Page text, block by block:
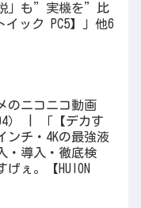
」も”実機を”比
イック PC5】」他6
のニコニコ動画
） | 「【デカす
ンチ・4Kの最強液
・導入・徹底検
ぇ。【HUION